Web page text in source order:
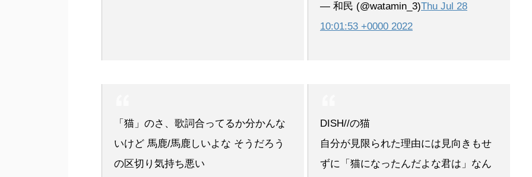
— 和民 (@watamin_3)Thu Jul 28
10:01:53 +0000 2022
「猫」のさ、歌詞合ってるか分かんな
いけど 馬鹿/馬鹿しいよな そうだろう
の区切り気持ち悪い
DISH//の猫
自分が見限られた理由には見向きもせ
ずに「猫になったんだよな君は」なん